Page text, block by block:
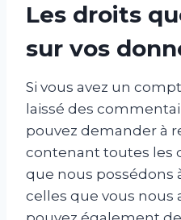
Les droits
sur vos
Si vous avez un
laissé des
pouvez demander à
contenant toutes les
que nous possédons
celles que vous nous